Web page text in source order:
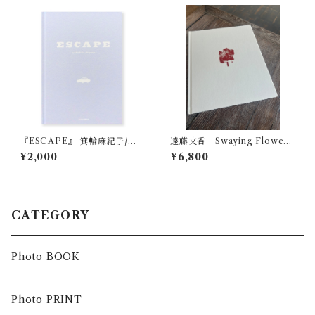
『ESCAPE』 箕輪麻紀子/MA
KIKO MINOWA
¥2,000
遠藤文香 Swaying Flowers
サイン入り
¥6,800
CATEGORY
Photo BOOK
Photo PRINT